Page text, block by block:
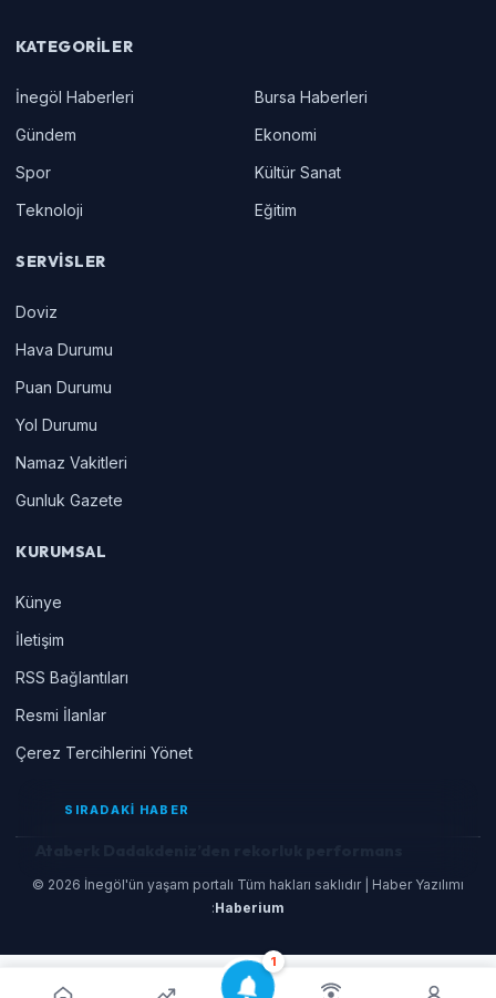
1
KATEGORILER
İnegöl Haberleri
Bursa Haberleri
Gündem
Ekonomi
Spor
Kültür Sanat
Teknoloji
Eğitim
SERVISLER
Doviz
Hava Durumu
Puan Durumu
Yol Durumu
Namaz Vakitleri
Gunluk Gazete
KURUMSAL
Künye
İletişim
RSS Bağlantıları
Resmi İlanlar
Çerez Tercihlerini Yönet
© 2026 İnegöl'ün yaşam portalı Tüm hakları saklıdır | Haber Yazılımı
:Haberium
SIRADAKİ HABER